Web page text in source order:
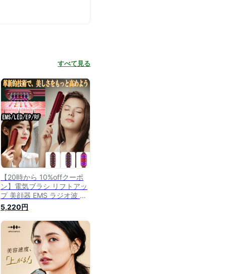
すべて見る
【20時から 10%offクーポ
ン】電気ブラシ リフトアッ
プ 美顔器 EMS ラジオ波 顔
用 rf 頭皮 ブラシ スカルプ
頭皮ブラシ 誕生日プレゼン
ト オイル タンク プレゼン
ト 顔 頭皮ブラシ フェイス
5,220円